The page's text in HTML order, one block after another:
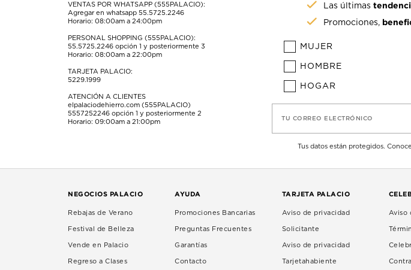
VENTAS POR WHATSAPP (555PALACIO):
Agregar en whatsapp 55.5725.2246
Horario: 08:00am a 24:00pm
PERSONAL SHOPPING (555PALACIO):
55.5725.2246 opción 1 y posteriormente 3
Horario: 08:00am a 22:00pm
TARJETA PALACIO:
5229.1999
ATENCIÓN A CLIENTES
elpalaciodehierro.com (555PALACIO)
5557252246 opción 1 y posteriormente 2
Horario: 09:00am a 21:00pm
Las últimas
Promociones,
MUJER
HOMBRE
HOGAR
TU CORREO ELECTRÓNICO
Tus datos están protegidos.
NEGOCIOS PALACIO
Rebajas de Verano
Festival de Belleza
Vende en Palacio
Regreso a Clases
AYUDA
Promociones Bancarias
Preguntas Frecuentes
Garantías
Contacto
TARJETA PALACIO
Aviso de privacidad
Solicitante
Aviso de privacidad
Tarjetahabiente
Aviso